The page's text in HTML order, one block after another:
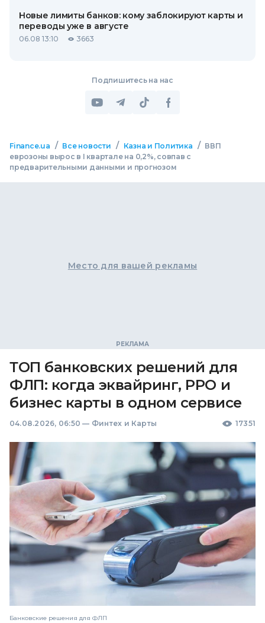
Новые лимиты банков: кому заблокируют карты и
переводы уже в августе
06.08 13:10 3663
Подпишитесь на нас
Finance.ua / Все новости / Казна и Политика / ВВП
еврозоны вырос в I квартале на 0,2%, совпав с
предварительными данными и прогнозом
Место для вашей рекламы
ТОП банковских решений для
ФЛП: когда эквайринг, РРО и
бизнес карты в одном сервисе
04.08.2026, 06:50 — Финтех и Карты 17351
Банковские решения для ФЛП